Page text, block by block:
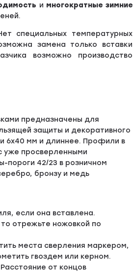
и многократные зимние
специальных температурных
замена только вставки
возможно производство
предназначены для
защиты и декоративного
6х40 мм и длиннее. Профили в
уже просверленными
пороги 42/23 в розничном
бронзу и медь
если она вставлена.
отрежьте ножовкой по
места сверления маркером,
гвоздем или керном.
от концов